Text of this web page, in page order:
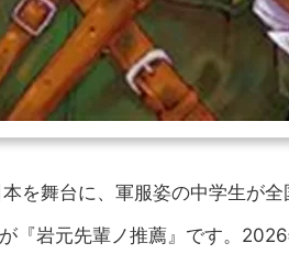
を舞台に、軍服姿の中学生が
『岩元先輩ノ推薦』です。